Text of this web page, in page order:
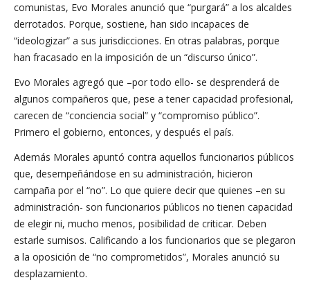
comunistas, Evo Morales anunció que “purgará” a los alcaldes
derrotados. Porque, sostiene, han sido incapaces de
“ideologizar” a sus jurisdicciones. En otras palabras, porque
han fracasado en la imposición de un “discurso único”.
Evo Morales agregó que –por todo ello- se desprenderá de
algunos compañeros que, pese a tener capacidad profesional,
carecen de “conciencia social” y “compromiso público”.
Primero el gobierno, entonces, y después el país.
Además Morales apuntó contra aquellos funcionarios públicos
que, desempeñándose en su administración, hicieron
campaña por el “no”. Lo que quiere decir que quienes –en su
administración- son funcionarios públicos no tienen capacidad
de elegir ni, mucho menos, posibilidad de criticar. Deben
estarle sumisos. Calificando a los funcionarios que se plegaron
a la oposición de “no comprometidos”, Morales anunció su
desplazamiento.